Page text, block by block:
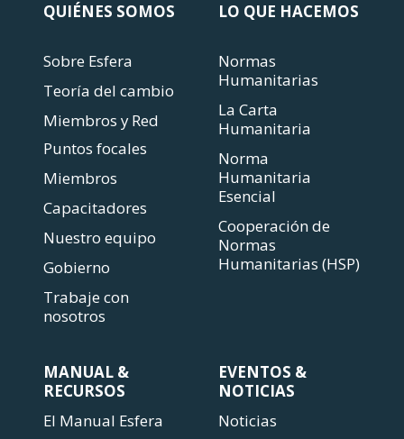
QUIÉNES SOMOS
Sobre Esfera
Teoría del cambio
Miembros y Red
Puntos focales
Miembros
Capacitadores
Nuestro equipo
Gobierno
Trabaje con
nosotros
LO QUE HACEMOS
Normas
Humanitarias
La Carta
Humanitaria
Norma
Humanitaria
Esencial
Cooperación de
Normas
Humanitarias (HSP)
MANUAL &
RECURSOS
El Manual Esfera
EVENTOS &
NOTICIAS
Noticias